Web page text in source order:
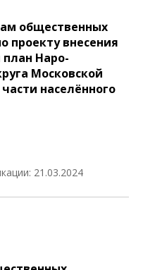
общественных
проекту внесения
Наро-
Московской
населённого
21.03.2024